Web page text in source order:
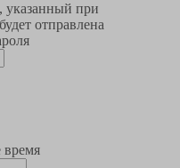
указанный при
отправлена